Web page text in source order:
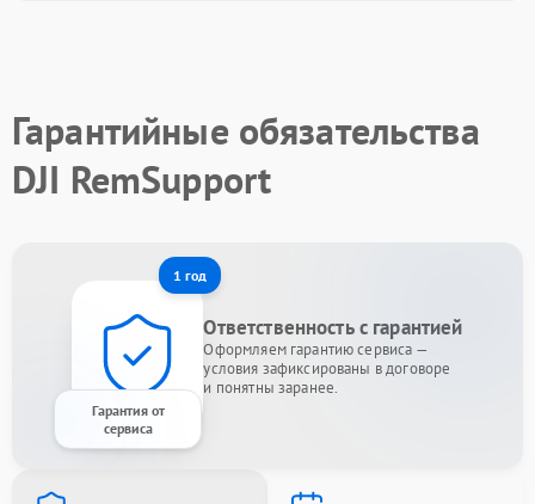
Гарантийные обязательства
DJI RemSupport
1 год
Гарантия от
сервиса
Ответственность с гарантией
Оформляем гарантию сервиса —
условия зафиксированы в договоре
и понятны заранее.